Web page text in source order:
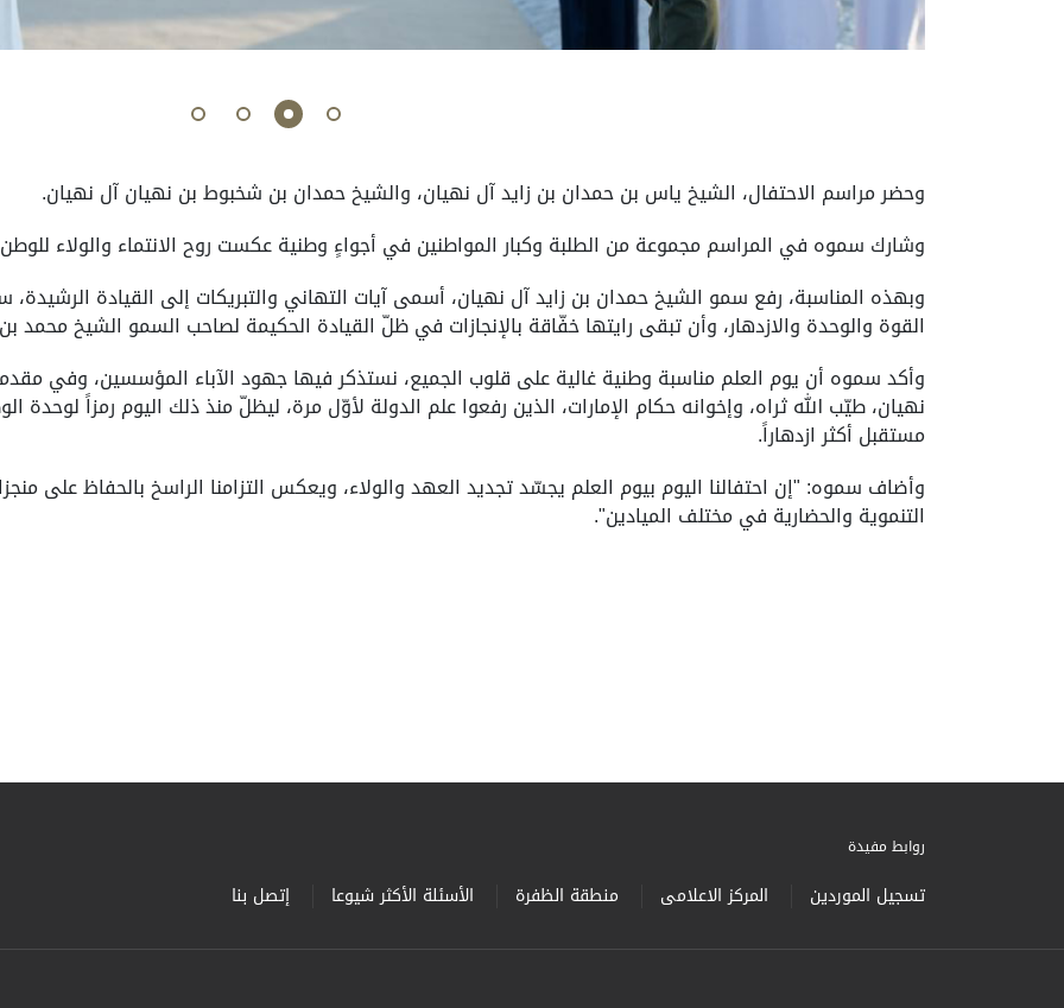
وحضر مراسم الاحتفال، الشيخ ياس بن حمدان بن زايد آل نهيان، والشيخ حمدان بن شخبوط بن نهيان آل نهيان.
وشارك سموه في المراسم مجموعة من الطلبة وكبار المواطنين في أجواءٍ وطنية عكست روح الانتماء والولاء للوطن
وبهذه المناسبة، رفع سمو الشيخ حمدان بن زايد آل نهيان، أسمى آيات التهاني والتبريكات إلى القيادة الرشيدة،
القوة والوحدة والازدهار، وأن تبقى رايتها خفّاقة بالإنجازات في ظلّ القيادة الحكيمة لصاحب السمو الشيخ محمد
وأكد سموه أن يوم العلم مناسبة وطنية غالية على قلوب الجميع، نستذكر فيها جهود الآباء المؤسسين، وفي
نهيان، طيّب الله ثراه، وإخوانه حكام الإمارات، الذين رفعوا علم الدولة لأوّل مرة، ليظلّ منذ ذلك اليوم رمزاً
مستقبل أكثر ازدهاراً.
وأضاف سموه: "إن احتفالنا اليوم بيوم العلم يجسّد تجديد العهد والولاء، ويعكس التزامنا الراسخ بالحفاظ على
التنموية والحضارية في مختلف الميادين".
روابط مفيدة
تسجيل الموردين المركز الاعلامى منطقة الظفرة الأسئلة الأكثر شيوعا إتصل بنا